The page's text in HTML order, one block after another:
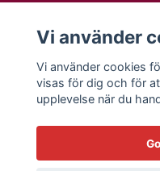
Sociala medier
Vi använder
Vi använder cookies
visas för dig och för
upplevelse när du